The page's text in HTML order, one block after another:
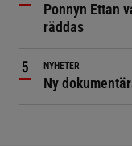
Ponnyn Ettan
räddas
NYHETER
Ny